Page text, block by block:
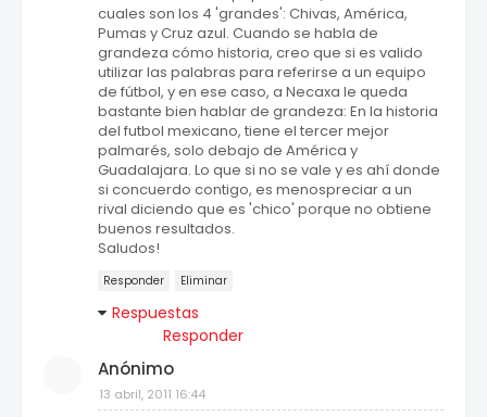
cuales son los 4 'grandes': Chivas, América,
Pumas y Cruz azul. Cuando se habla de
grandeza cómo historia, creo que si es valido
utilizar las palabras para referirse a un equipo
de fútbol, y en ese caso, a Necaxa le queda
bastante bien hablar de grandeza: En la historia
del futbol mexicano, tiene el tercer mejor
palmarés, solo debajo de América y
Guadalajara. Lo que si no se vale y es ahí donde
si concuerdo contigo, es menospreciar a un
rival diciendo que es 'chico' porque no obtiene
buenos resultados.
Saludos!
Responder Eliminar
Respuestas
Responder
Anónimo
13 abril, 2011 16:44